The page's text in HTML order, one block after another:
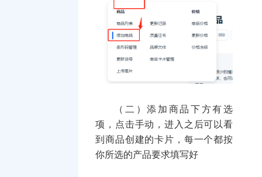
（二）添加商品下方有选
项，点击手动，进入之后可以看
到商品创建的卡片，每一个都按
你所选的产品要求填写好